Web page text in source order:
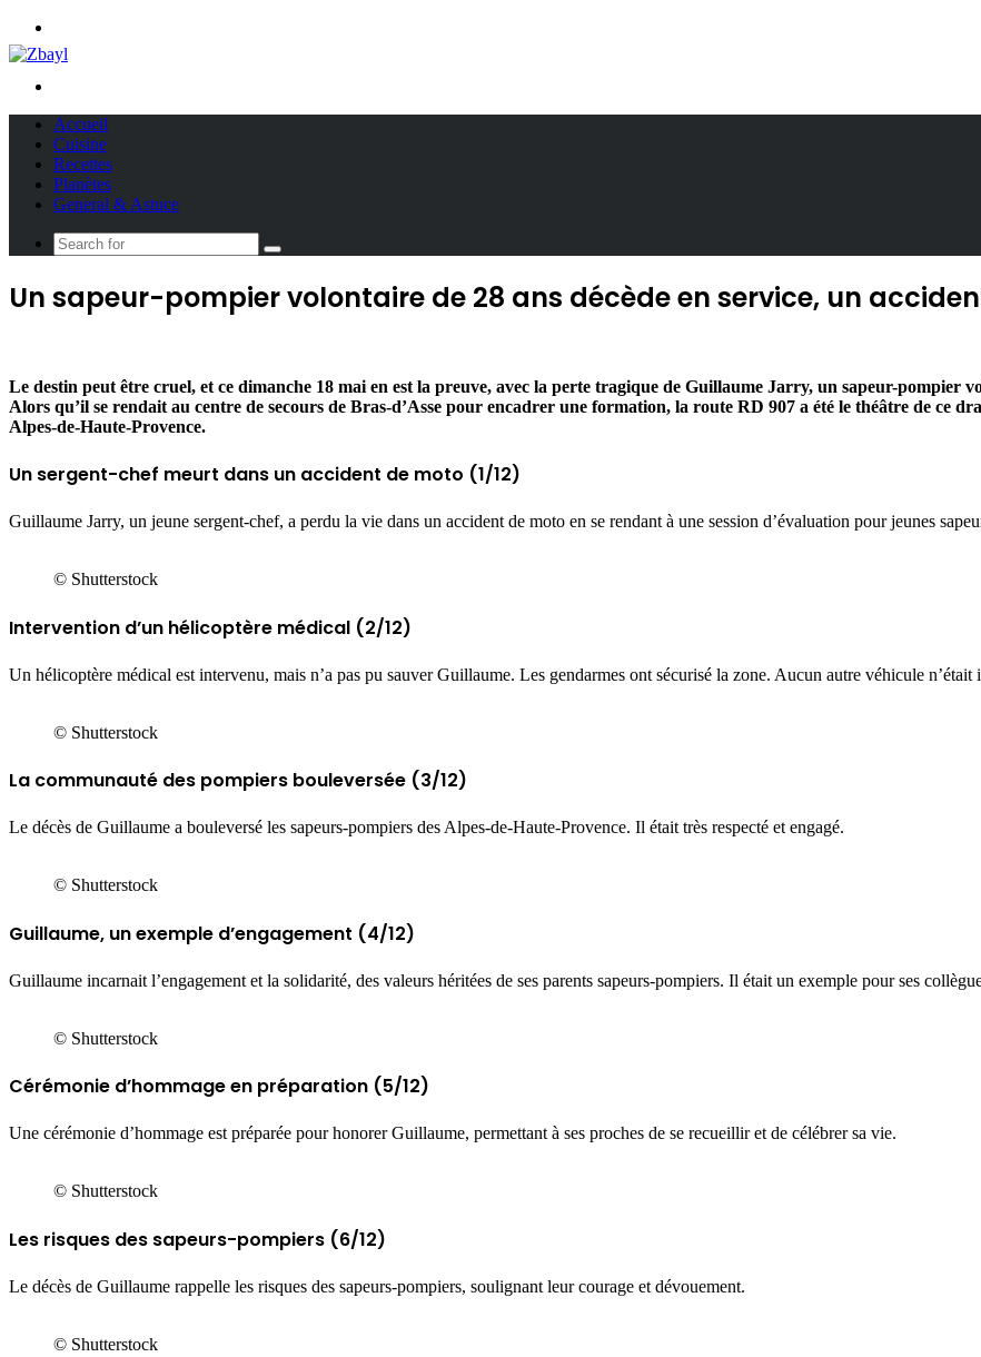
Accueil
Cuisine
Recettes
Planètes
General & Astuce
Search
Un sapeur-pompier volontaire de 28 ans décède en service, un
Le destin peut être cruel, et ce dimanche 18 mai en est la preuve, avec la perte tragique de Guillaume Jarry, un sapeur-pompier
Alors qu’il se rendait au centre de secours de Bras-d’Asse pour encadrer une formation, la route RD 907 a été le théâtre de ce
Alpes-de-Haute-Provence.
Un sergent-chef meurt dans un accident de moto (1/12)
Guillaume Jarry, un jeune sergent-chef, a perdu la vie dans un accident de moto en se rendant à une session d’évaluation pour jeunes
© Shutterstock
Intervention d’un hélicoptère médical (2/12)
Un hélicoptère médical est intervenu, mais n’a pas pu sauver Guillaume. Les gendarmes ont sécurisé la zone. Aucun autre véhicule n’était
© Shutterstock
La communauté des pompiers bouleversée (3/12)
Le décès de Guillaume a bouleversé les sapeurs-pompiers des Alpes-de-Haute-Provence. Il était très respecté et engagé.
© Shutterstock
Guillaume, un exemple d’engagement (4/12)
Guillaume incarnait l’engagement et la solidarité, des valeurs héritées de ses parents sapeurs-pompiers. Il était un exemple pour ses
© Shutterstock
Cérémonie d’hommage en préparation (5/12)
Une cérémonie d’hommage est préparée pour honorer Guillaume, permettant à ses proches de se recueillir et de célébrer sa vie.
© Shutterstock
Les risques des sapeurs-pompiers (6/12)
Le décès de Guillaume rappelle les risques des sapeurs-pompiers, soulignant leur courage et dévouement.
© Shutterstock